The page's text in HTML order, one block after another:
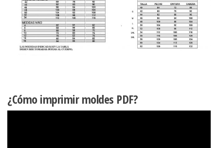
¿Cómo imprimir moldes PDF?